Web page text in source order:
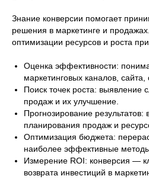
Знание конверсии помогает
решения в маркетинге и
оптимизации ресурсов и роста
Оценка эффективности:
маркетинговых каналов, сайта,
Поиск точек роста: выявление
продаж и их улучшение.
Прогнозирование результатов:
планирования продаж и
Оптимизация бюджета:
наиболее эффективные
Измерение ROI: конверсия —
возврата инвестиций в